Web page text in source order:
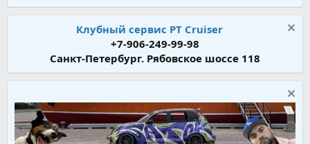
Клубный сервис PT Cruiser
+7-906-249-99-98
Санкт-Петербург. Рябовское шоссе 118